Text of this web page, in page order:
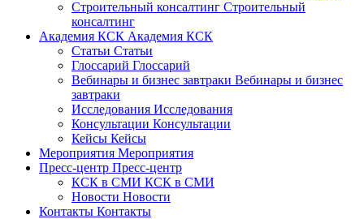
Строительный консалтинг Строительный
консалтинг
Академия КСК Академия КСК
Статьи Статьи
Глоссарий Глоссарий
Вебинары и бизнес завтраки Вебинары и бизнес
завтраки
Исследования Исследования
Консультации Консультации
Кейсы Кейсы
Мероприятия Мероприятия
Пресс-центр Пресс-центр
КСК в СМИ КСК в СМИ
Новости Новости
Контакты Контакты